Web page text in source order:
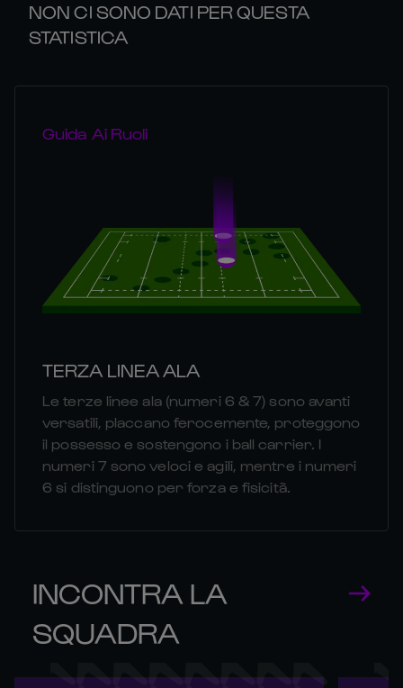
NON CI SONO DATI PER QUESTA
STATISTICA
Guida Ai Ruoli
TERZA LINEA ALA
Le terze linee ala (numeri 6 & 7) sono avanti
versatili, placcano ferocemente, proteggono
il possesso e sostengono i ball carrier. I
numeri 7 sono veloci e agili, mentre i numeri
6 si distinguono per forza e fisicità.
INCONTRA LA
SQUADRA